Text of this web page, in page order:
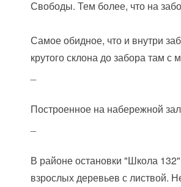
Свободы. Тем более, что на
Самое обидное, что и внутри
крутого склона до забора там с
Построенное на набережной
В районе остановки "Школа
взрослых деревьев с листвой.